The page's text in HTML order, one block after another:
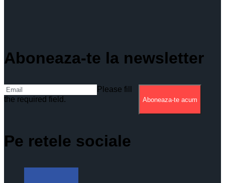
Aboneaza-te la newsletter
Please fill
the required field.
Aboneaza-te acum
Pe retele sociale